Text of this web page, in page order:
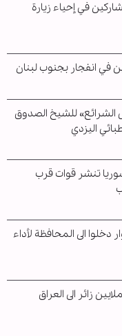
في إحياء زيارة
في انفجار بجنوب لبنان
الشرائع» للشيخ الصدوق
اليزدي
تنشر قوات قرب
دخلوا الى المحافظة لأداء
دخول أكثر من 4.8 ملايين زائر الى العراق